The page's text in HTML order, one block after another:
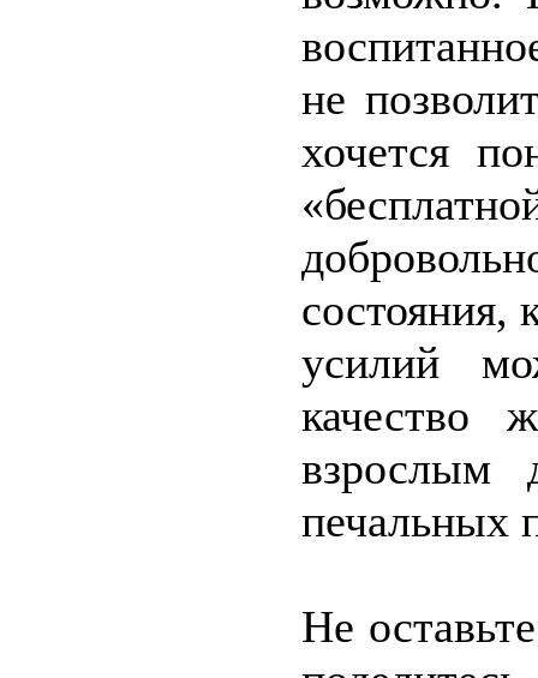
не
хочется
состояния,
усилий
качество
взрослым
печальных
Не